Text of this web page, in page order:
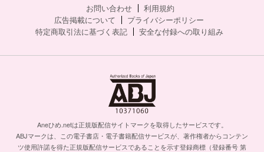
お問い合わせ
利用規約
広告掲載について
プライバシーポリシー
特定商取引法に基づく表記
安全な付録への取り組み
Aneひめ.netは正規版配信サイトマークを取得したサービスです。
ABJマークは、この電子書店・電子書籍配信サービスが、著作権者からコンテン
ツ使用許諾を得た正規版配信サービスであることを示す登録商標（登録番号 第